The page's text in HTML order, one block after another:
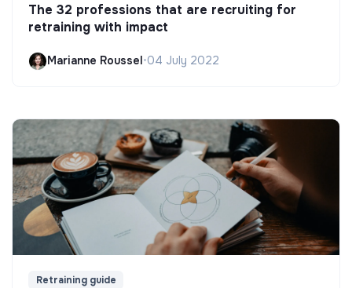
The 32 professions that are recruiting for
retraining with impact
Marianne Roussel •04 July 2022
Retraining guide